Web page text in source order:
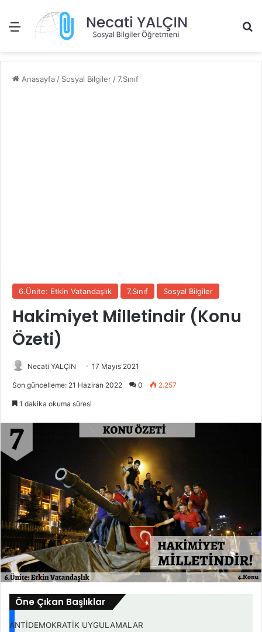
Menü
Anasayfa / Sosyal Bilgiler /7.Sınıf
6.Ünite: Etkin Vatandaşlık 7.Sınıf Sosyal Bilgiler
Hakimiyet Milletindir (Konu
Özeti)
Necati YALÇIN 17 Mayıs 2021
Son güncelleme: 21 Haziran 2022 0 2.257
1 dakika okuma süresi
Öne Çıkan Başlıklar
ANTİDEMOKRATİK UYGULAMALAR